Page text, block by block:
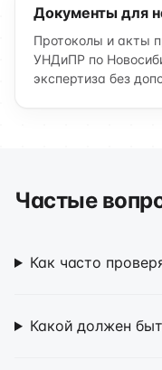
Документы для
Протоколы и акты
УНДиПР по
экспертиза без
Частые
Как часто
Какой должен